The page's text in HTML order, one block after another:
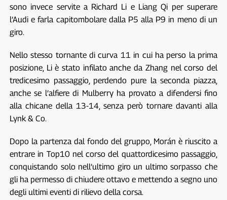
sono invece servite a Richard Li e Liang Qi per superare
l’Audi e farla capitombolare dalla P5 alla P9 in meno di un
giro.
Nello stesso tornante di curva 11 in cui ha perso la prima
posizione, Li è stato infilato anche da Zhang nel corso del
tredicesimo passaggio, perdendo pure la seconda piazza,
anche se l’alfiere di Mulberry ha provato a difendersi fino
alla chicane della 13-14, senza però tornare davanti alla
Lynk & Co.
Dopo la partenza dal fondo del gruppo, Morán è riuscito a
entrare in Top10 nel corso del quattordicesimo passaggio,
conquistando solo nell’ultimo giro un ultimo sorpasso che
gli ha permesso di chiudere ottavo e mettendo a segno uno
degli ultimi eventi di rilievo della corsa.